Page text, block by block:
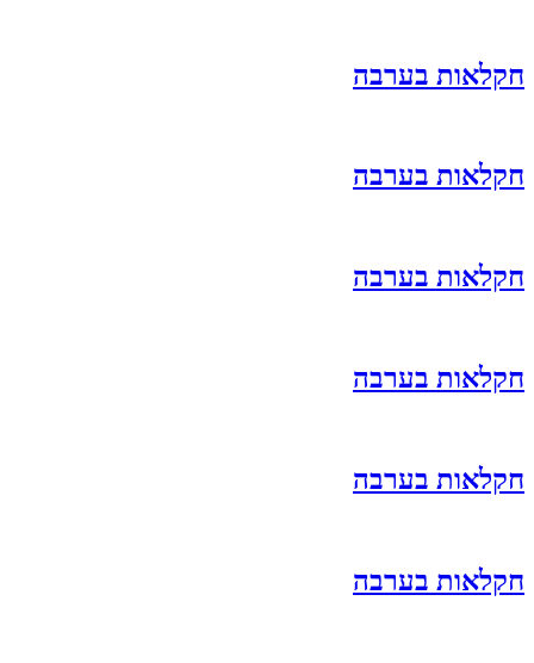
חקלאות בערבה
חקלאות בערבה
חקלאות בערבה
חקלאות בערבה
חקלאות בערבה
חקלאות בערבה